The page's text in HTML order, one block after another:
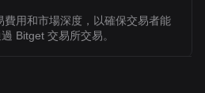
費用和市場深度，以確保交易者能
Bitget 交易所交易。